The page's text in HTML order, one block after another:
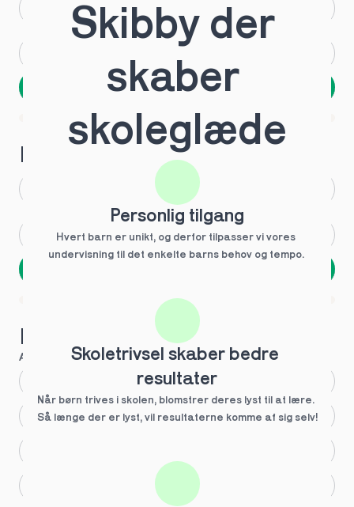
IB
Næste
1 ud af 9 for at finde den rette tutor
Hvilken årgang?
2.g Andet
1 ud af 9 for at finde den rette tutor
Hvilke behov?
Anbefalet til dig
Større skoleglæde
Skibby der
skaber
skoleglæde
Personlig tilgang
Hvert barn er unikt, og derfor tilpasser vi vores
undervisning til det enkelte barns behov og tempo.
Skoletrivsel skaber bedre
resultater
Når børn trives i skolen, blomstrer deres lyst til at lære.
Så længe der er lyst, vil resultaterne komme af sig selv!